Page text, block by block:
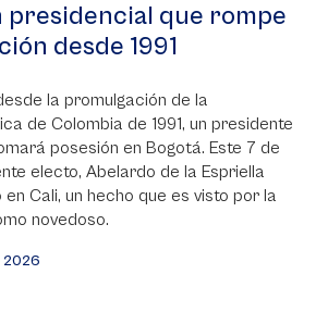
presidencial que rompe
desde 1991
la promulgación de la
de Colombia de 1991, un presidente
posesión en Bogotá. Este 7 de
electo, Abelardo de la Espriella
Cali, un hecho que es visto por la
novedoso.
2026